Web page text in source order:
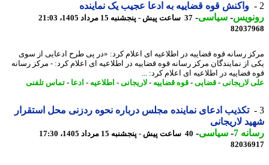
واکنش قوه قضاییه به ادعا عجیب یک نماینده
-سیاسی-37 ساعت پیش - پنجشنبه 15 مرداد 1405، 21:03
رسانه قوه قضاییه در اطلاعیه ای اعلام کرد: «در پی طرح ادعایی از سوی
از نمایندگان مرکز رسانه قوه قضاییه در اطلاعیه ای اعلام کرد: - مرکز رسانه
قضاییه در اطلاعیه ای اعلام کرد: ...
لاریجانی-قضایی-قوه قضاییه-لاریجانی-اطلاعیه-ادعا -تماس تلفنی
تکذیب ادعای نماینده مجلس درباره نحوه ردزنی محل استقرار
لاریجانی
7
-سیاسی-40 ساعت پیش - پنجشنبه 15 مرداد 1405، 17:30